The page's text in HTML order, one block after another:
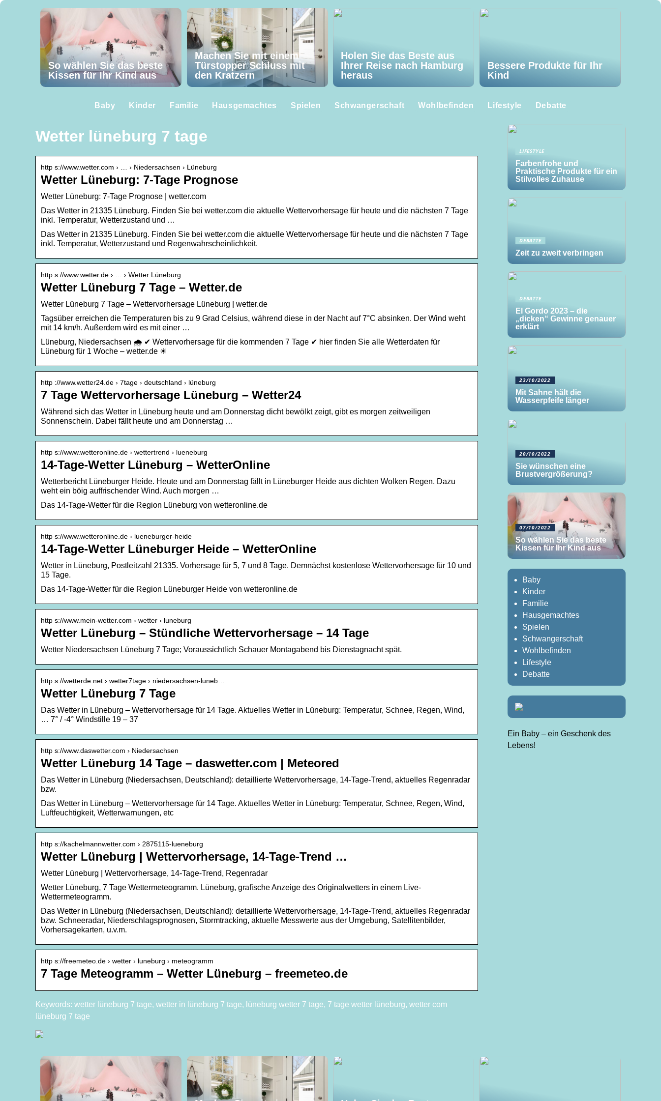
So wählen Sie das beste
Kissen für Ihr Kind aus
Machen Sie mit einem
Türstopper Schluss mit
den Kratzern
Holen Sie das Beste aus
Ihrer Reise nach Hamburg
heraus
Bessere Produkte für Ihr
Kind
Baby Kinder Familie Hausgemachtes Spielen Schwangerschaft Wohlbefinden Lifestyle Debatte
Wetter lüneburg 7 tage
http s://www.wetter.com › … › Niedersachsen › Lüneburg
Wetter Lüneburg: 7-Tage Prognose
Wetter Lüneburg: 7-Tage Prognose | wetter.com
Das Wetter in 21335 Lüneburg. Finden Sie bei wetter.com die aktuelle Wettervorhersage für heute und die nächsten 7 Tage
inkl. Temperatur, Wetterzustand und …
Das Wetter in 21335 Lüneburg. Finden Sie bei wetter.com die aktuelle Wettervorhersage für heute und die nächsten 7 Tage
inkl. Temperatur, Wetterzustand und Regenwahrscheinlichkeit.
http s://www.wetter.de › … › Wetter Lüneburg
Wetter Lüneburg 7 Tage – Wetter.de
Wetter Lüneburg 7 Tage – Wettervorhersage Lüneburg | wetter.de
Tagsüber erreichen die Temperaturen bis zu 9 Grad Celsius, während diese in der Nacht auf 7°C absinken. Der Wind weht
mit 14 km/h. Außerdem wird es mit einer …
Lüneburg, Niedersachsen 🌧️ ✔ Wettervorhersage für die kommenden 7 Tage ✔ hier finden Sie alle Wetterdaten für
Lüneburg für 1 Woche – wetter.de ☀
http ://www.wetter24.de › 7tage › deutschland › lüneburg
7 Tage Wettervorhersage Lüneburg – Wetter24
Während sich das Wetter in Lüneburg heute und am Donnerstag dicht bewölkt zeigt, gibt es morgen zeitweiligen
Sonnenschein. Dabei fällt heute und am Donnerstag …
http s://www.wetteronline.de › wettertrend › lueneburg
14-Tage-Wetter Lüneburg – WetterOnline
Wetterbericht Lüneburger Heide. Heute und am Donnerstag fällt in Lüneburger Heide aus dichten Wolken Regen. Dazu
weht ein böig auffrischender Wind. Auch morgen …
Das 14-Tage-Wetter für die Region Lüneburg von wetteronline.de
http s://www.wetteronline.de › lueneburger-heide
14-Tage-Wetter Lüneburger Heide – WetterOnline
Wetter in Lüneburg, Postleitzahl 21335. Vorhersage für 5, 7 und 8 Tage. Demnächst kostenlose Wettervorhersage für 10 und
15 Tage.
Das 14-Tage-Wetter für die Region Lüneburger Heide von wetteronline.de
http s://www.mein-wetter.com › wetter › luneburg
Wetter Lüneburg – Stündliche Wettervorhersage – 14 Tage
Wetter Niedersachsen Lüneburg 7 Tage; Voraussichtlich Schauer Montagabend bis Dienstagnacht spät.
http s://wetterde.net › wetter7tage › niedersachsen-luneb…
Wetter Lüneburg 7 Tage
Das Wetter in Lüneburg – Wettervorhersage für 14 Tage. Aktuelles Wetter in Lüneburg: Temperatur, Schnee, Regen, Wind,
… 7° / -4° Windstille 19 – 37
http s://www.daswetter.com › Niedersachsen
Wetter Lüneburg 14 Tage – daswetter.com | Meteored
Das Wetter in Lüneburg (Niedersachsen, Deutschland): detaillierte Wettervorhersage, 14-Tage-Trend, aktuelles Regenradar
bzw.
Das Wetter in Lüneburg – Wettervorhersage für 14 Tage. Aktuelles Wetter in Lüneburg: Temperatur, Schnee, Regen, Wind,
Luftfeuchtigkeit, Wetterwarnungen, etc
http s://kachelmannwetter.com › 2875115-lueneburg
Wetter Lüneburg | Wettervorhersage, 14-Tage-Trend …
Wetter Lüneburg | Wettervorhersage, 14-Tage-Trend, Regenradar
Wetter Lüneburg, 7 Tage Wettermeteogramm. Lüneburg, grafische Anzeige des Originalwetters in einem Live-
Wettermeteogramm.
Das Wetter in Lüneburg (Niedersachsen, Deutschland): detaillierte Wettervorhersage, 14-Tage-Trend, aktuelles Regenradar
bzw. Schneeradar, Niederschlagsprognosen, Stormtracking, aktuelle Messwerte aus der Umgebung, Satellitenbilder,
Vorhersagekarten, u.v.m.
http s://freemeteo.de › wetter › luneburg › meteogramm
7 Tage Meteogramm – Wetter Lüneburg – freemeteo.de
Keywords: wetter lüneburg 7 tage, wetter in lüneburg 7 tage, lüneburg wetter 7 tage, 7 tage wetter lüneburg, wetter com
lüneburg 7 tage
LIFESTYLE
Farbenfrohe und
Praktische Produkte für ein
Stilvolles Zuhause
DEBATTE
Zeit zu zweit verbringen
DEBATTE
El Gordo 2023 – die
„dicken“ Gewinne genauer
erklärt
23/10/2022
Mit Sahne hält die
Wasserpfeife länger
20/10/2022
Sie wünschen eine
Brustvergrößerung?
07/10/2022
So wählen Sie das beste
Kissen für Ihr Kind aus
Baby
Kinder
Familie
Hausgemachtes
Spielen
Schwangerschaft
Wohlbefinden
Lifestyle
Debatte
Ein Baby – ein Geschenk des
Lebens!